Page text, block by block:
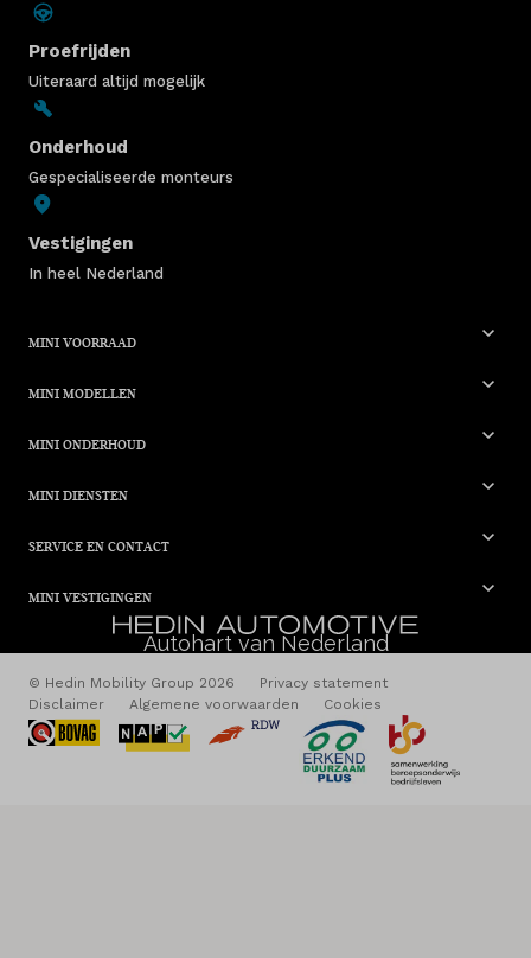
Proefrijden
Uiteraard altijd mogelijk
Onderhoud
Gespecialiseerde monteurs
Vestigingen
In heel Nederland
MINI VOORRAAD
MINI MODELLEN
MINI ONDERHOUD
MINI DIENSTEN
SERVICE EN CONTACT
MINI VESTIGINGEN
Autohart van Nederland
© Hedin Mobility Group 2026
Privacy statement
Disclaimer
Algemene voorwaarden Cookies